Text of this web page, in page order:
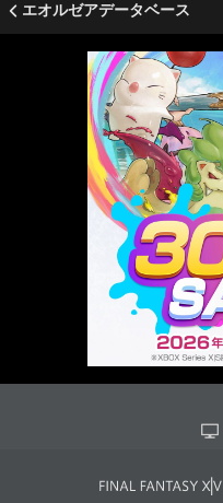
エオルゼアデータベース